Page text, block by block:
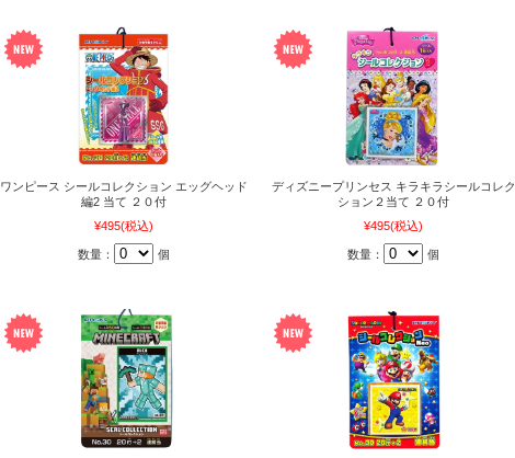
ワンピース シールコレクション エッグヘッド
編2 当て ２０付
¥495(税込)
数量： 個
ディズニープリンセス キラキラシールコレク
ション２当て ２０付
¥495(税込)
数量： 個